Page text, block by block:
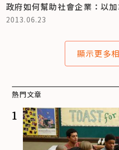
政府如何幫助社會企業：以
2013.06.23
顯示更多
熱門文章
1